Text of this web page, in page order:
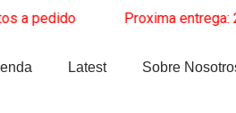
a pedido______ Proxima entrega:
Latest Sobre